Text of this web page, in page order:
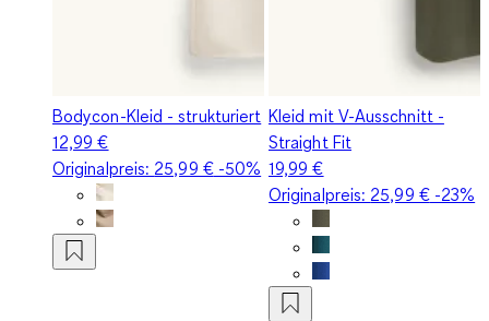
Bodycon-Kleid - strukturiert
12,99 €
Originalpreis: 25,99 €-50%
Kleid mit V-Ausschnitt -
Straight Fit
19,99 €
Originalpreis: 25,99 €-23%